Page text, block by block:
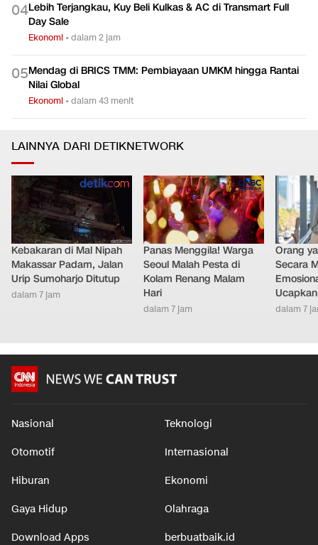
04Lebih Terjangkau, Kuy Beli Kulkas & AC di Transmart Full
Day Sale
Ekonomi •dalam 2 jam
05Mendag di BRICS TMM: Pembiayaan UMKM hingga Rantai
Nilai Global
Ekonomi •dalam 43 menit
LAINNYA DARI DETIKNETWORK
Kebakaran di Mal Nipah
Makassar Padam, Jalan
Urip Sumoharjo Ditutup
dalam 7 jam
Panas Menggila! Warga
Seoul Malah Pesta di
Kolam Renang Malam
Hari
dalam 7 jam
Orang
Secara
dalam 7
Nasional Teknologi
Otomotif Internasional
Hiburan Ekonomi
Gaya Hidup Olahraga
Download Apps berbuatbaik.id